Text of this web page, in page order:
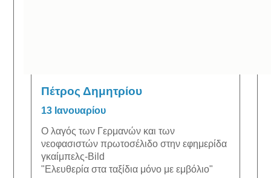
Πέτρος Δημητρίου
13 Ιανουαρίου
Ο λαγός των Γερμανών και των
νεοφασιστών πρωτοσέλιδο στην εφημερίδα
γκαίμπελς-Bild
"Ελευθερία στα ταξίδια μόνο με εμβόλιο"